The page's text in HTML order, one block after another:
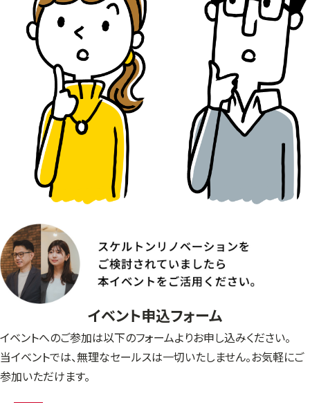
イベント申込フォーム
イベントへのご参加は以下のフォームよりお申し込みください。
当イベントでは、無理なセールスは一切いたしません。お気軽にご
参加いただけます。